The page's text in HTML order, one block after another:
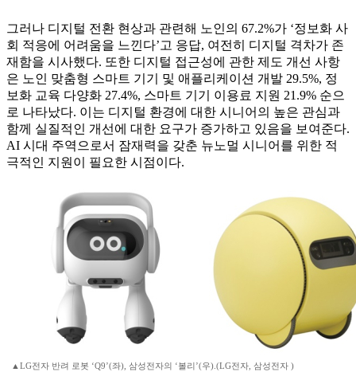
그러나 디지털 전환 현상과 관련해 노인의 67.2%가 ‘정보화 사
회 적응에 어려움을 느낀다’고 응답, 여전히 디지털 격차가 존
재함을 시사했다. 또한 디지털 접근성에 관한 제도 개선 사항
은 노인 맞춤형 스마트 기기 및 애플리케이션 개발 29.5%, 정
보화 교육 다양화 27.4%, 스마트 기기 이용료 지원 21.9% 순으
로 나타났다. 이는 디지털 환경에 대한 시니어의 높은 관심과
함께 실질적인 개선에 대한 요구가 증가하고 있음을 보여준다.
AI 시대 주역으로서 잠재력을 갖춘 뉴노멀 시니어를 위한 적
극적인 지원이 필요한 시점이다.
▲LG전자 반려 로봇 ‘Q9’(좌), 삼성전자의 ‘볼리’(우).(LG전자, 삼성전자 )